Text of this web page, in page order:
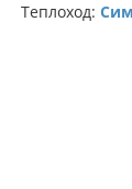
Теплоход: